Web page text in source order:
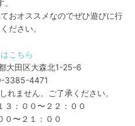
。
おオススメなのでぜひ遊びに行
ださい。
こちら
田区大森北1-25-6
3385-4471
れません。ご了承ください。
：００〜２２：００
０〜２１：００